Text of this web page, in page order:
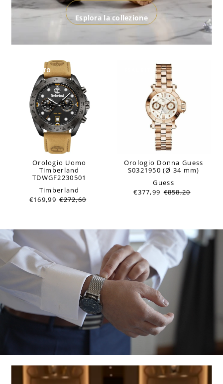
Esplora la collezione
ESAURITO
Orologio Uomo
Timberland
TDWGF2230501
Timberland
€169,99 €272,60
Orologio Donna Guess
S0321950 (Ø 34 mm)
Guess
€377,99 €858,20